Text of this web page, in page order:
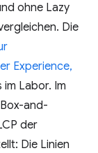
ohne Lazy
Die
Experience,
Labor. Im
and-
der
Die Linien